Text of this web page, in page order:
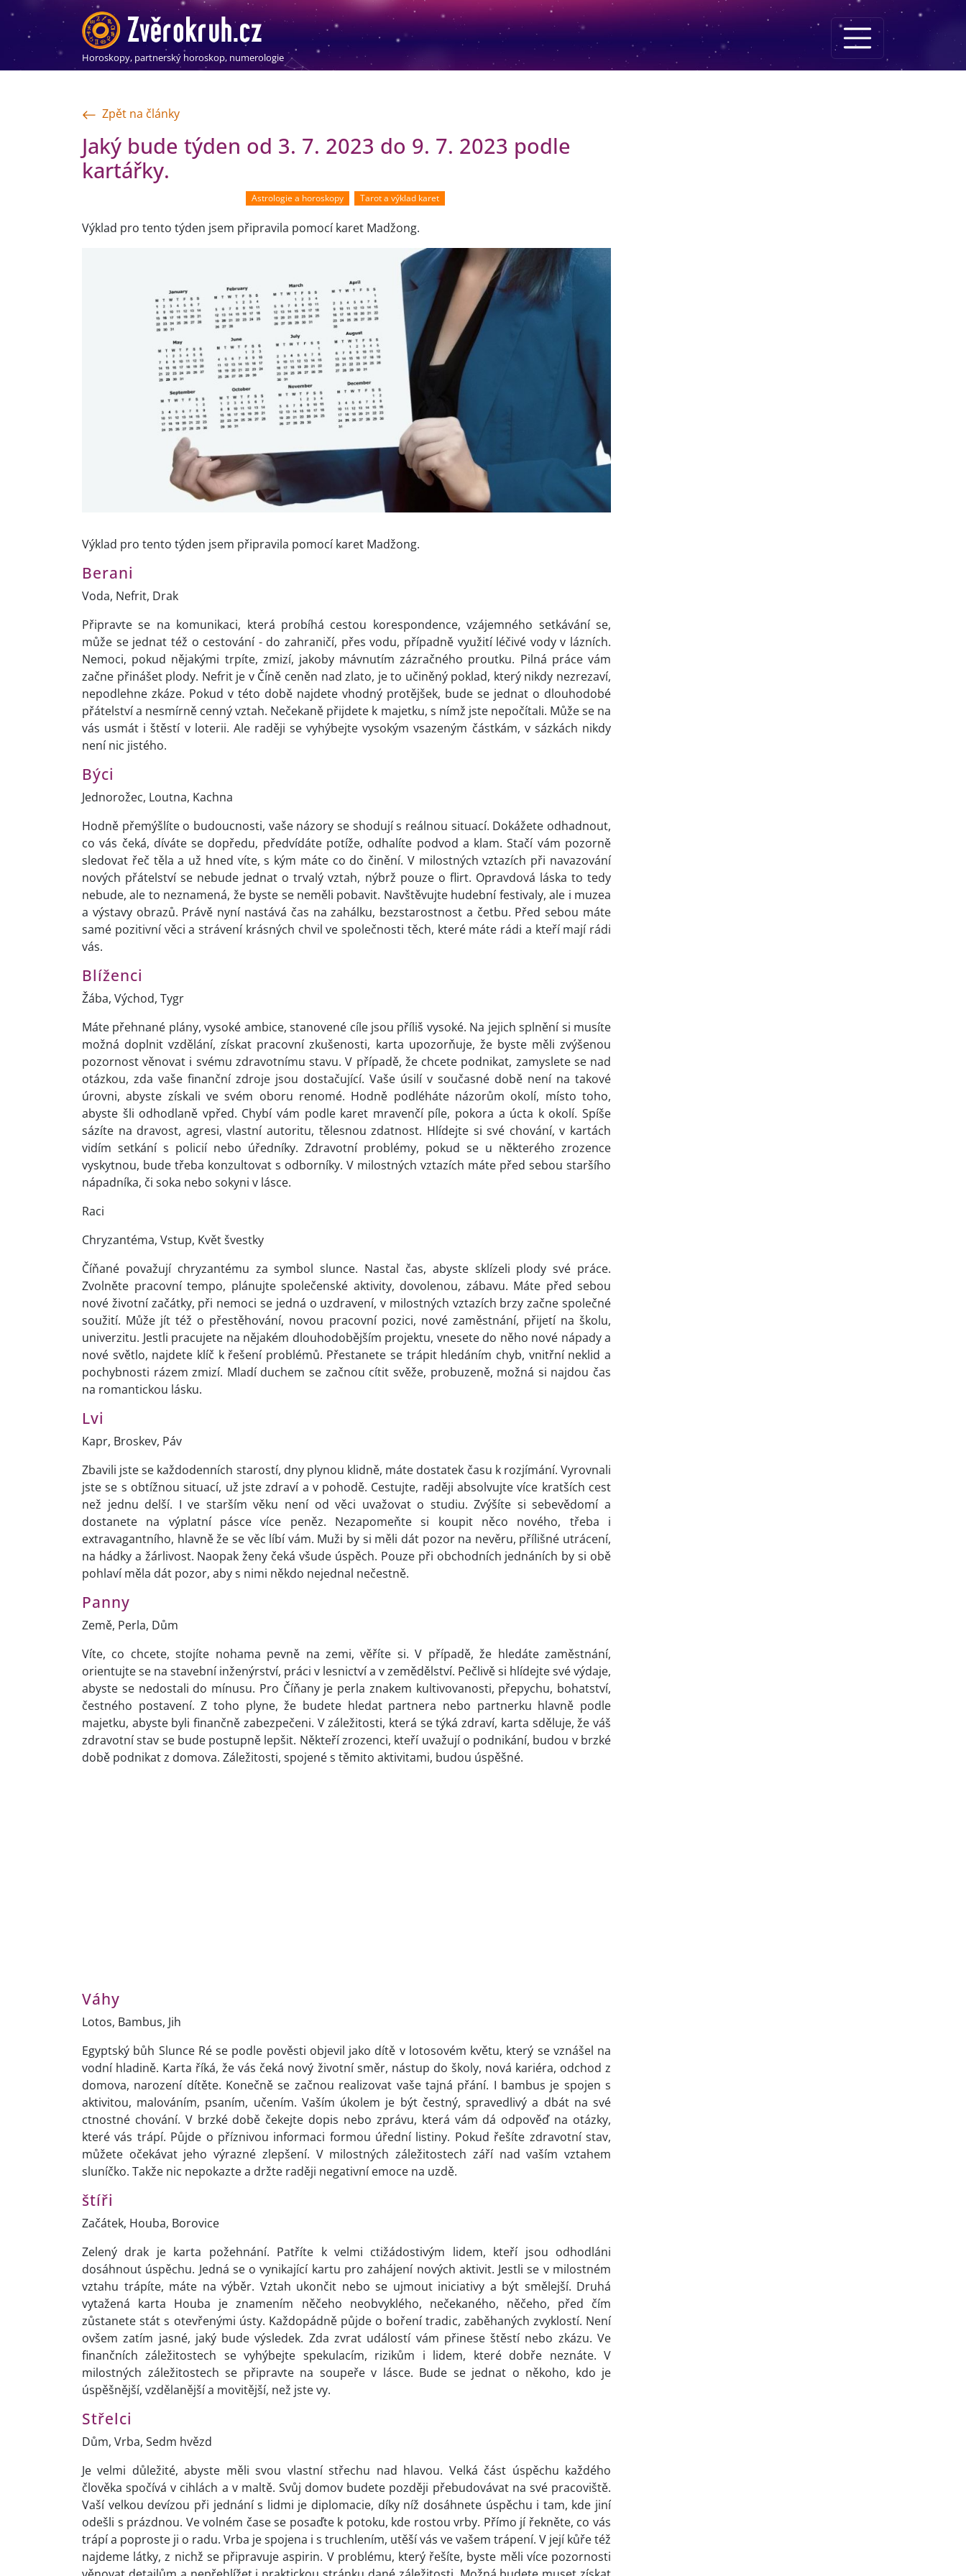
Horoskopy, partnerský horoskop, numerologie
Zpět na články
Jaký bude týden od 3. 7. 2023 do 9. 7. 2023 podle
kartářky.
Astrologie a horoskopy Tarot a výklad karet
Výklad pro tento týden jsem připravila pomocí karet Madžong.
Výklad pro tento týden jsem připravila pomocí karet Madžong.
Berani
Voda, Nefrit, Drak
Připravte se na komunikaci, která probíhá cestou korespondence, vzájemného setkávání se,
může se jednat též o cestování - do zahraničí, přes vodu, případně využití léčivé vody v lázních.
Nemoci, pokud nějakými trpíte, zmizí, jakoby mávnutím zázračného proutku. Pilná práce vám
začne přinášet plody. Nefrit je v Číně ceněn nad zlato, je to učiněný poklad, který nikdy nezrezaví,
nepodlehne zkáze. Pokud v této době najdete vhodný protějšek, bude se jednat o dlouhodobé
přátelství a nesmírně cenný vztah. Nečekaně přijdete k majetku, s nímž jste nepočítali. Může se na
vás usmát i štěstí v loterii. Ale raději se vyhýbejte vysokým vsazeným částkám, v sázkách nikdy
není nic jistého.
Býci
Jednorožec, Loutna, Kachna
Hodně přemýšlíte o budoucnosti, vaše názory se shodují s reálnou situací. Dokážete odhadnout,
co vás čeká, díváte se dopředu, předvídáte potíže, odhalíte podvod a klam. Stačí vám pozorně
sledovat řeč těla a už hned víte, s kým máte co do činění. V milostných vztazích při navazování
nových přátelství se nebude jednat o trvalý vztah, nýbrž pouze o flirt. Opravdová láska to tedy
nebude, ale to neznamená, že byste se neměli pobavit. Navštěvujte hudební festivaly, ale i muzea
a výstavy obrazů. Právě nyní nastává čas na zahálku, bezstarostnost a četbu. Před sebou máte
samé pozitivní věci a strávení krásných chvil ve společnosti těch, které máte rádi a kteří mají rádi
vás.
Blíženci
Žába, Východ, Tygr
Máte přehnané plány, vysoké ambice, stanovené cíle jsou příliš vysoké. Na jejich splnění si musíte
možná doplnit vzdělání, získat pracovní zkušenosti, karta upozorňuje, že byste měli zvýšenou
pozornost věnovat i svému zdravotnímu stavu. V případě, že chcete podnikat, zamyslete se nad
otázkou, zda vaše finanční zdroje jsou dostačující. Vaše úsilí v současné době není na takové
úrovni, abyste získali ve svém oboru renomé. Hodně podléháte názorům okolí, místo toho,
abyste šli odhodlaně vpřed. Chybí vám podle karet mravenčí píle, pokora a úcta k okolí. Spíše
sázíte na dravost, agresi, vlastní autoritu, tělesnou zdatnost. Hlídejte si své chování, v kartách
vidím setkání s policií nebo úředníky. Zdravotní problémy, pokud se u některého zrozence
vyskytnou, bude třeba konzultovat s odborníky. V milostných vztazích máte před sebou staršího
nápadníka, či soka nebo sokyni v lásce.
Raci
Chryzantéma, Vstup, Květ švestky
Číňané považují chryzantému za symbol slunce. Nastal čas, abyste sklízeli plody své práce.
Zvolněte pracovní tempo, plánujte společenské aktivity, dovolenou, zábavu. Máte před sebou
nové životní začátky, při nemoci se jedná o uzdravení, v milostných vztazích brzy začne společné
soužití. Může jít též o přestěhování, novou pracovní pozici, nové zaměstnání, přijetí na školu,
univerzitu. Jestli pracujete na nějakém dlouhodobějším projektu, vnesete do něho nové nápady a
nové světlo, najdete klíč k řešení problémů. Přestanete se trápit hledáním chyb, vnitřní neklid a
pochybnosti rázem zmizí. Mladí duchem se začnou cítit svěže, probuzeně, možná si najdou čas
na romantickou lásku.
Lvi
Kapr, Broskev, Páv
Zbavili jste se každodenních starostí, dny plynou klidně, máte dostatek času k rozjímání. Vyrovnali
jste se s obtížnou situací, už jste zdraví a v pohodě. Cestujte, raději absolvujte více kratších cest
než jednu delší. I ve starším věku není od věci uvažovat o studiu. Zvýšíte si sebevědomí a
dostanete na výplatní pásce více peněz. Nezapomeňte si koupit něco nového, třeba i
extravagantního, hlavně že se věc líbí vám. Muži by si měli dát pozor na nevěru, přílišné utrácení,
na hádky a žárlivost. Naopak ženy čeká všude úspěch. Pouze při obchodních jednáních by si obě
pohlaví měla dát pozor, aby s nimi někdo nejednal nečestně.
Panny
Země, Perla, Dům
Víte, co chcete, stojíte nohama pevně na zemi, věříte si. V případě, že hledáte zaměstnání,
orientujte se na stavební inženýrství, práci v lesnictví a v zemědělství. Pečlivě si hlídejte své výdaje,
abyste se nedostali do mínusu. Pro Číňany je perla znakem kultivovanosti, přepychu, bohatství,
čestného postavení. Z toho plyne, že budete hledat partnera nebo partnerku hlavně podle
majetku, abyste byli finančně zabezpečeni. V záležitosti, která se týká zdraví, karta sděluje, že váš
zdravotní stav se bude postupně lepšit. Někteří zrozenci, kteří uvažují o podnikání, budou v brzké
době podnikat z domova. Záležitosti, spojené s těmito aktivitami, budou úspěšné.
Váhy
Lotos, Bambus, Jih
Egyptský bůh Slunce Ré se podle pověsti objevil jako dítě v lotosovém květu, který se vznášel na
vodní hladině. Karta říká, že vás čeká nový životní směr, nástup do školy, nová kariéra, odchod z
domova, narození dítěte. Konečně se začnou realizovat vaše tajná přání. I bambus je spojen s
aktivitou, malováním, psaním, učením. Vaším úkolem je být čestný, spravedlivý a dbát na své
ctnostné chování. V brzké době čekejte dopis nebo zprávu, která vám dá odpověď na otázky,
které vás trápí. Půjde o příznivou informaci formou úřední listiny. Pokud řešíte zdravotní stav,
můžete očekávat jeho výrazné zlepšení. V milostných záležitostech září nad vaším vztahem
sluníčko. Takže nic nepokazte a držte raději negativní emoce na uzdě.
štíři
Začátek, Houba, Borovice
Zelený drak je karta požehnání. Patříte k velmi ctižádostivým lidem, kteří jsou odhodláni
dosáhnout úspěchu. Jedná se o vynikající kartu pro zahájení nových aktivit. Jestli se v milostném
vztahu trápíte, máte na výběr. Vztah ukončit nebo se ujmout iniciativy a být smělejší. Druhá
vytažená karta Houba je znamením něčeho neobvyklého, nečekaného, něčeho, před čím
zůstanete stát s otevřenými ústy. Každopádně půjde o boření tradic, zaběhaných zvyklostí. Není
ovšem zatím jasné, jaký bude výsledek. Zda zvrat událostí vám přinese štěstí nebo zkázu. Ve
finančních záležitostech se vyhýbejte spekulacím, rizikům i lidem, které dobře neznáte. V
milostných záležitostech se připravte na soupeře v lásce. Bude se jednat o někoho, kdo je
úspěšnější, vzdělanější a movitější, než jste vy.
Střelci
Dům, Vrba, Sedm hvězd
Je velmi důležité, abyste měli svou vlastní střechu nad hlavou. Velká část úspěchu každého
člověka spočívá v cihlách a v maltě. Svůj domov budete později přebudovávat na své pracoviště.
Vaší velkou devízou při jednání s lidmi je diplomacie, díky níž dosáhnete úspěchu i tam, kde jiní
odešli s prázdnou. Ve volném čase se posaďte k potoku, kde rostou vrby. Přímo jí řekněte, co vás
trápí a poproste ji o radu. Vrba je spojena i s truchlením, utěší vás ve vašem trápení. V její kůře též
najdeme látky, z nichž se připravuje aspirin. V problému, který řešíte, byste měli více pozornosti